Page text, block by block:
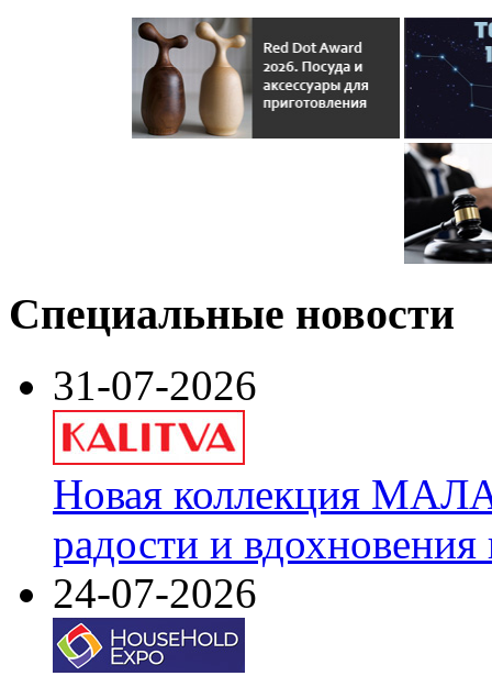
Специальные новости
31-07-2026
Новая коллекция
радости и
24-07-2026